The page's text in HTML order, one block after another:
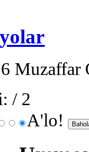
Muzaffar
/ 2
A'lo!